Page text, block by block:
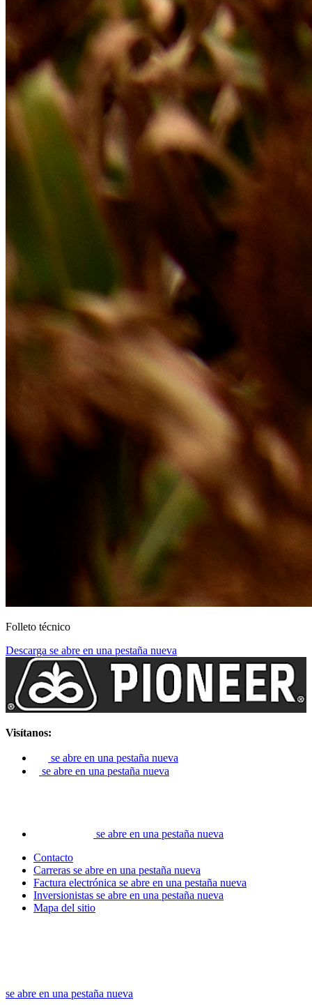
Folleto técnico
Descarga se abre en una pestaña nueva
Visítanos:
se abre en una pestaña nueva
se abre en una pestaña nueva
se abre en una pestaña nueva
Contacto
Carreras se abre en una pestaña nueva
Factura electrónica se abre en una pestaña nueva
Inversionistas se abre en una pestaña nueva
Mapa del sitio
se abre en una pestaña nueva